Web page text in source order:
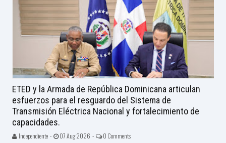
ETED y la Armada de República Dominicana articulan
esfuerzos para el resguardo del Sistema de
Transmisión Eléctrica Nacional y fortalecimiento de
capacidades.
Independiente - 07 Aug 2026 - 0 Comments